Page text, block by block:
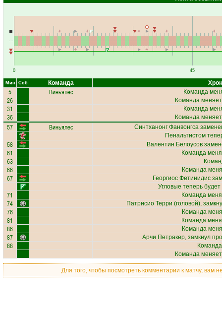
0 45
Мин Соб Команда
5 Виньялес Команда
26 Команда
31 Команда
36 Команда
57 Виньялес Синтханонг Фанвонгса
Пенальтистом
58 Валентин Белоусов
61 Команда
63
66 Команда
67 Георгиос Фетинидис
Угловые теперь
71 Команда
74 Патрисио Терри (головой),
76 Команда
81 Команда
86 Команда
87 Арчи Петракер, замкнул
88
Команда
Для того, чтобы посмотреть комментарии к матчу, вам